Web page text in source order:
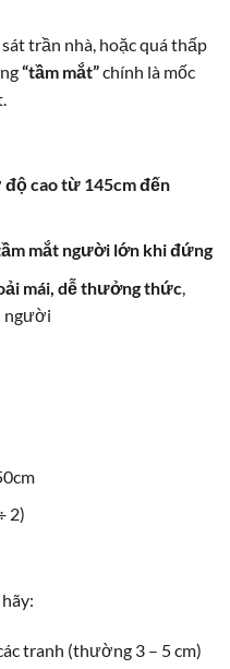
trần nhà, hoặc quá thấp
“tầm mắt”chính là mốc
độ cao từ 145cm đến
mắt người lớn khi đứng
mái, dễ thưởng thức,
người
2)
hãy:
tranh (thường 3 – 5 cm)